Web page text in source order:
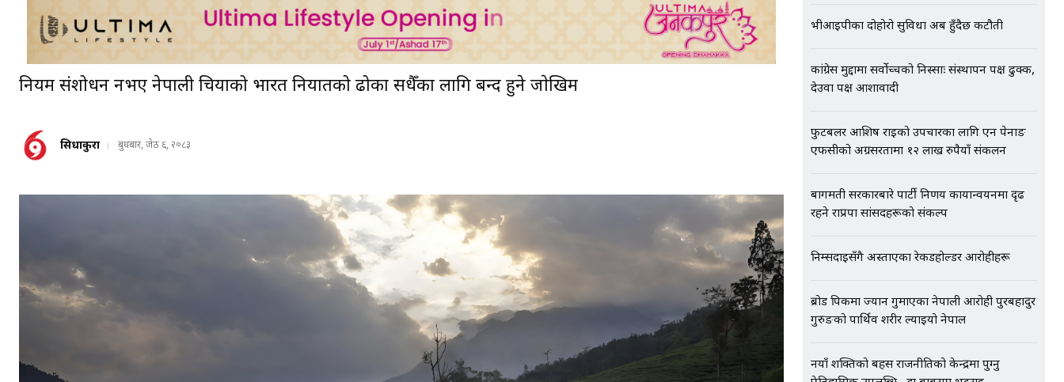
नियम संशोधन नभए नेपाली चियाको भारत निर्यातको ढोका सधैँका लागि बन्द हुने जाेखिम
सिधाकुरा बुधबार, जेठ ६, २०८३
भीआईपीका दोहोरो सुविधा अब हुँदैछ कटौती
कांग्रेस मुद्दामा सर्वोच्चको निस्साः संस्थापन पक्ष ढुक्क,
देउवा पक्ष आशावादी
फुटबलर आशिष राईको उपचारका लागि एन पेनाङ
एफसीको अग्रसरतामा १२ लाख रुपैयाँ संकलन
बागमती सरकारबारे पार्टी निर्णय कार्यान्वयनमा दृढ
रहने राप्रपा सांसदहरूको संकल्प
निम्सदाइसँगै अस्ताएका रेकर्डहोल्डर आरोहीहरू
ब्रोड पिकमा ज्यान गुमाएका नेपाली आरोही पुरबहादुर
गुरुङको पार्थिव शरीर ल्याइयो नेपाल
नयाँ शक्तिको बहस राजनीतिको केन्द्रमा पुग्नु